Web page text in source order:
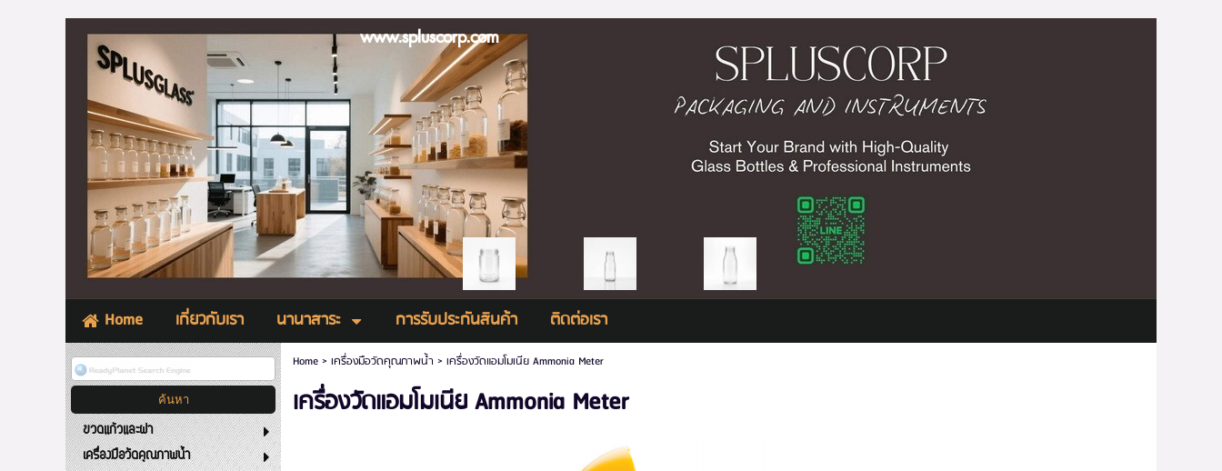
www.spluscorp.com
Home เกี่ยวกับเรา นานาสาระ การรับประกันสินค้า ติดต่อเรา
ขวดแก้วและฝา
เครื่องมือวัดคุณภาพน้ำ
Home> เครื่องมือวัดคุณภาพน้ำ > เครื่องวัดแอมโมเนีย Ammonia Meter
เครื่องวัดแอมโมเนีย Ammonia Meter